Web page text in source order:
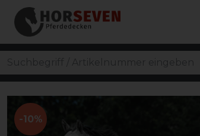
-10%